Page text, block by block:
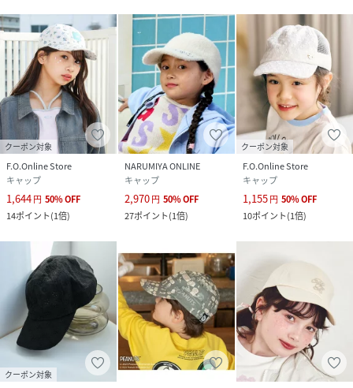
クーポン対象
F.O.Online Store
キャップ
1,644円 50%OFF
14ポイント(1倍)
NARUMIYA ONLINE
キャップ
2,970円 50%OFF
27ポイント(1倍)
クーポン対象
F.O.Online Store
キャップ
1,155円 50%OFF
10ポイント(1倍)
クーポン対象